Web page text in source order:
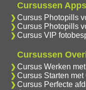
Cursussen Apps
Cursus Photopills
Cursus Photopills
Cursus VIP
Cursussen
Cursus Werken
Cursus Starten met
Cursus Perfecte